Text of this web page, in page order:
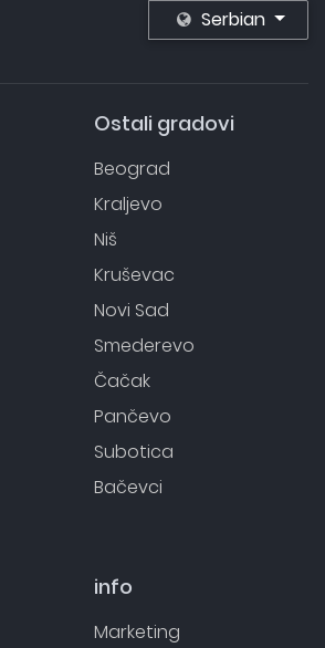
Serbian
Ostali gradovi
Beograd
Kraljevo
Niš
Kruševac
Novi Sad
Smederevo
Čačak
Pančevo
Subotica
Bačevci
info
Marketing